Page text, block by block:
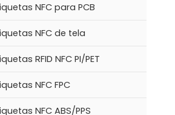
NFC para PCB
NFC de tela
RFID NFC PI/PET
NFC FPC
NFC ABS/PPS